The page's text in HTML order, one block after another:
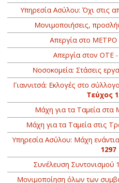
Yπηρεσία Ασύλου: Όχι στις
Μονιμοποιήσεις,
Απεργία στο ΜΕΤΡΟ
Απεργία στον ΟΤΕ -
Νοσοκομεία: Στάσεις
Γιαννιτσά: Εκλογές στο
Τεύχος
Μάχη για τα Ταμεία στα
Μάχη για τα Ταμεία στις
Υπηρεσία Ασύλου: Μάχη
1297
Συνέλευση Συντονισμού
Μονιμοποίηση όλων των